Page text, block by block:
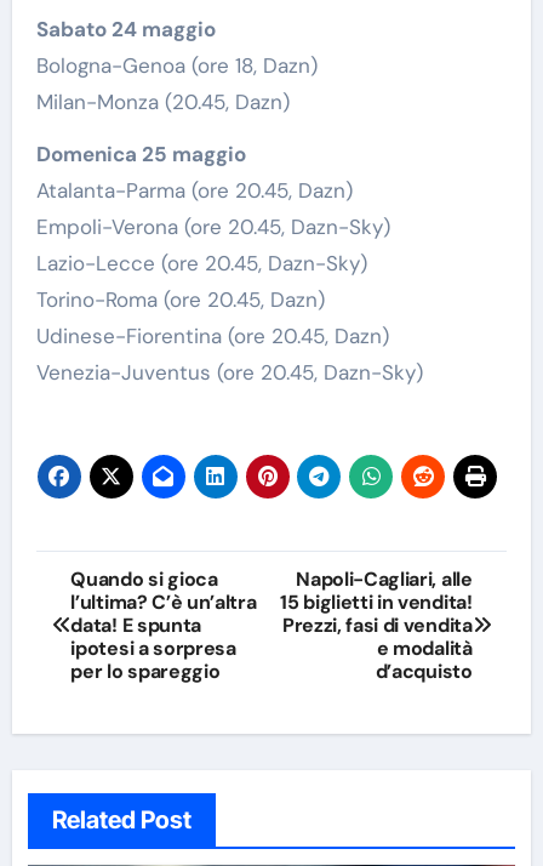
Sabato 24 maggio
Bologna-Genoa (ore 18, Dazn)
Milan-Monza (20.45, Dazn)
Domenica 25 maggio
Atalanta-Parma (ore 20.45, Dazn)
Empoli-Verona (ore 20.45, Dazn-Sky)
Lazio-Lecce (ore 20.45, Dazn-Sky)
Torino-Roma (ore 20.45, Dazn)
Udinese-Fiorentina (ore 20.45, Dazn)
Venezia-Juventus (ore 20.45, Dazn-Sky)
Navigazione
articoli
Quando si gioca
l’ultima? C’è un’altra
data! E spunta
ipotesi a sorpresa
per lo spareggio
Napoli-Cagliari, alle
15 biglietti in vendita!
Prezzi, fasi di vendita
e modalità
d’acquisto
Related Post